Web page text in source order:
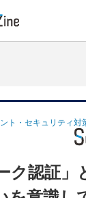
ト・セキュリティ対
ク認証